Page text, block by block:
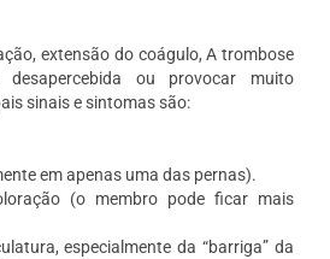
extensão do coágulo, A trombose
ou provocar muito
sinais e sintomas são:
em apenas uma das pernas).
(o membro pode ficar mais
especialmente da “barriga” da